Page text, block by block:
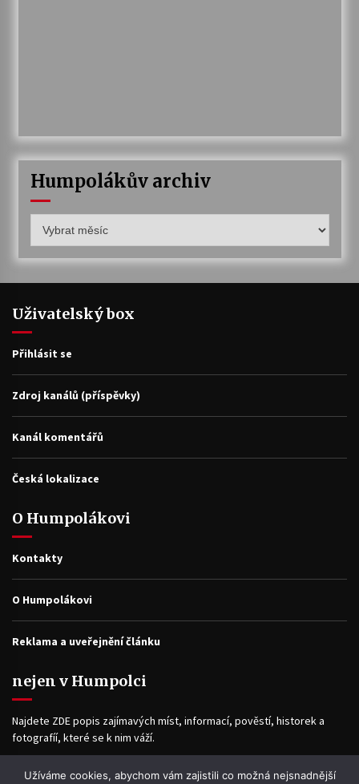
Humpolákův archiv
archiv
Uživatelský box
Přihlásit se
Zdroj kanálů (příspěvky)
Kanál komentářů
Česká lokalizace
O Humpolákovi
Kontakty
O Humpolákovi
Reklama a uveřejnění článku
nejen v Humpolci
Najdete ZDE popis zajímavých míst, informací, pověstí, historek a
fotografíí, které se k nim váží.
Užíváme cookies, abychom vám zajistili co možná nejsnadnější